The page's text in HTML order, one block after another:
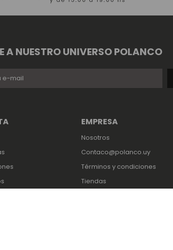
EMPRESA
Nosotros
Contaco@polanco.uy
Términos y condiciones
Tiendas
A NUESTRO UNIVERSO POLANCO